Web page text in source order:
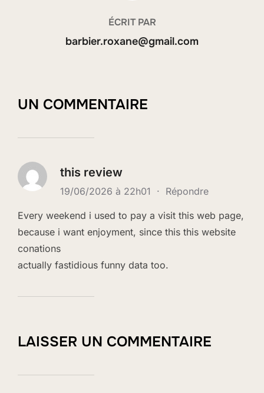
ÉCRIT PAR
barbier.roxane@gmail.com
UN COMMENTAIRE
this review
19/06/2026 à 22h01 · Répondre
Every weekend i used to pay a visit this web page,
because i want enjoyment, since this this website
conations
actually fastidious funny data too.
LAISSER UN COMMENTAIRE